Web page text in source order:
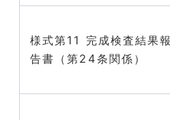
様式第11 完成検査結果報
告書（第24条関係）